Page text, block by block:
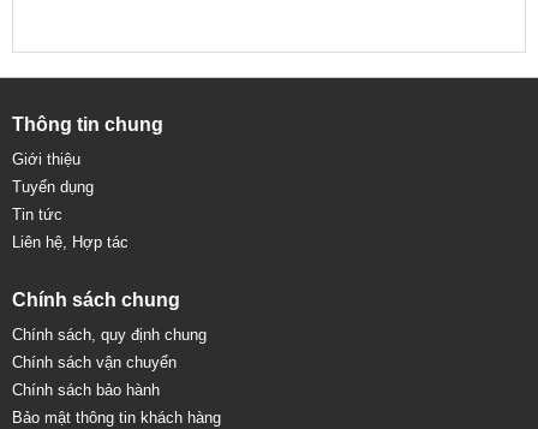
Thông tin chung
Giới thiệu
Tuyển dụng
Tin tức
Liên hệ, Hợp tác
Chính sách chung
Chính sách, quy định chung
Chính sách vận chuyển
Chính sách bảo hành
Bảo mật thông tin khách hàng